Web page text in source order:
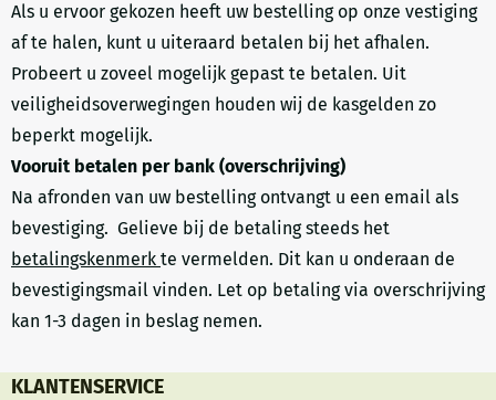
Als u ervoor gekozen heeft uw bestelling op onze vestiging
af te halen, kunt u uiteraard betalen bij het afhalen.
Probeert u zoveel mogelijk gepast te betalen. Uit
veiligheidsoverwegingen houden wij de kasgelden zo
beperkt mogelijk.
Vooruit betalen per bank (overschrijving)
Na afronden van uw bestelling ontvangt u een email als
bevestiging. Gelieve bij de betaling steeds het
betalingskenmerk te vermelden. Dit kan u onderaan de
bevestigingsmail vinden. Let op betaling via overschrijving
kan 1-3 dagen in beslag nemen.
KLANTENSERVICE